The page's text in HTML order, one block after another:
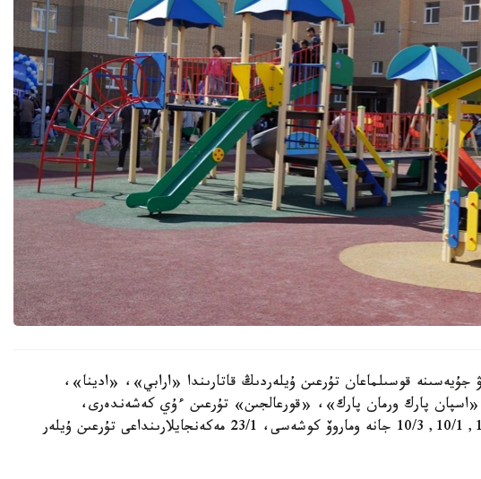
جۇيەسىنە قوسىلماعان تۇرعىن ۇيلەردىڭ قاتارىندا «ارابي»، «ادينا»،
پارك ورمان پارك»، «قورعالجىن» تۇرعىن ءۇي كەشەندەرى،
سونداي-اق ە-496 كوشەسىندەگى 10, 10/1, 10/3 جانە وماروۆ كوشەسى، 23/1 مەكەنجايلارىنداعى تۇرعىن ۇيلەر